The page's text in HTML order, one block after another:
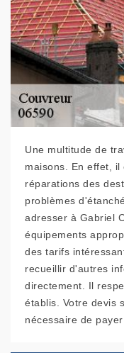
Une multitude de
maisons. En effet,
réparations des
problèmes
adresser à Gabriel
équipements
des tarifs
recueillir d'autres
directement. Il
établis. Votre devis
nécessaire de